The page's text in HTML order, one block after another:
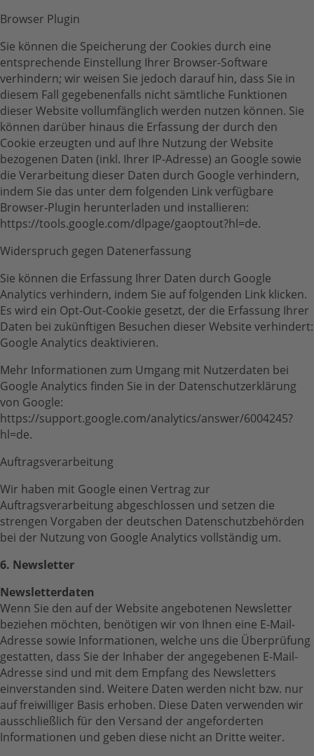
Browser Plugin
Sie können die Speicherung der Cookies durch eine
entsprechende Einstellung Ihrer Browser-Software
verhindern; wir weisen Sie jedoch darauf hin, dass Sie in
diesem Fall gegebenenfalls nicht sämtliche Funktionen
dieser Website vollumfänglich werden nutzen können. Sie
können darüber hinaus die Erfassung der durch den
Cookie erzeugten und auf Ihre Nutzung der Website
bezogenen Daten (inkl. Ihrer IP-Adresse) an Google sowie
die Verarbeitung dieser Daten durch Google verhindern,
indem Sie das unter dem folgenden Link verfügbare
Browser-Plugin herunterladen und installieren:
https://tools.google.com/dlpage/gaoptout?hl=de.
Widerspruch gegen Datenerfassung
Sie können die Erfassung Ihrer Daten durch Google
Analytics verhindern, indem Sie auf folgenden Link klicken.
Es wird ein Opt-Out-Cookie gesetzt, der die Erfassung Ihrer
Daten bei zukünftigen Besuchen dieser Website verhindert:
Google Analytics deaktivieren.
Mehr Informationen zum Umgang mit Nutzerdaten bei
Google Analytics finden Sie in der Datenschutzerklärung
von Google:
https://support.google.com/analytics/answer/6004245?
hl=de.
Auftragsverarbeitung
Wir haben mit Google einen Vertrag zur
Auftragsverarbeitung abgeschlossen und setzen die
strengen Vorgaben der deutschen Datenschutzbehörden
bei der Nutzung von Google Analytics vollständig um.
6. Newsletter
Newsletterdaten
Wenn Sie den auf der Website angebotenen Newsletter
beziehen möchten, benötigen wir von Ihnen eine E-Mail-
Adresse sowie Informationen, welche uns die Überprüfung
gestatten, dass Sie der Inhaber der angegebenen E-Mail-
Adresse sind und mit dem Empfang des Newsletters
einverstanden sind. Weitere Daten werden nicht bzw. nur
auf freiwilliger Basis erhoben. Diese Daten verwenden wir
ausschließlich für den Versand der angeforderten
Informationen und geben diese nicht an Dritte weiter.